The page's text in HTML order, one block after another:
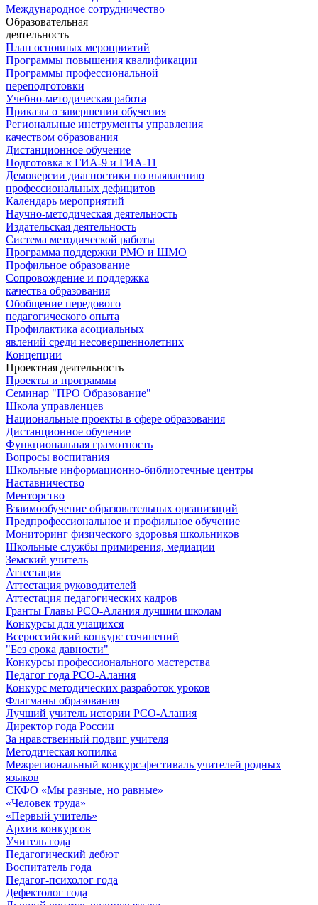
Международное сотрудничество
Образовательная
деятельность
План основных мероприятий
Программы повышения квалификации
Программы профессиональной
переподготовки
Учебно-методическая работа
Приказы о завершении обучения
Региональные инструменты управления
качеством образования
Дистанционное обучение
Подготовка к ГИА-9 и ГИА-11
Демоверсии диагностики по выявлению
профессиональных дефицитов
Календарь мероприятий
Научно-методическая деятельность
Издательская деятельность
Система методической работы
Программа поддержки РМО и ШМО
Профильное образование
Сопровождение и поддержка
качества образования
Обобщение передового
педагогического опыта
Профилактика асоциальных
явлений среди несовершеннолетних
Концепции
Проектная деятельность
Проекты и программы
Семинар "ПРО Образование"
Школа управленцев
Национальные проекты в сфере образования
Дистанционное обучение
Функциональная грамотность
Вопросы воспитания
Школьные информационно-библиотечные центры
Наставничество
Менторство
Взаимообучение образовательных организаций
Предпрофессиональное и профильное обучение
Мониторинг физического здоровья школьников
Школьные службы примирения, медиации
Земский учитель
Аттестация
Аттестация руководителей
Аттестация педагогических кадров
Гранты Главы РСО-Алания лучшим школам
Конкурсы для учащихся
Всероссийский конкурс сочинений
"Без срока давности"
Конкурсы профессионального мастерства
Педагог года РСО-Алания
Конкурс методических разработок уроков
Флагманы образования
Лучший учитель истории РСО-Алания
Директор года России
За нравственный подвиг учителя
Методическая копилка
Межрегиональный конкурс-фестиваль учителей родных
языков
СКФО «Мы разные, но равные»
«Человек труда»
«Первый учитель»
Архив конкурсов
Учитель года
Педагогический дебют
Воспитатель года
Педагог-психолог года
Дефектолог года